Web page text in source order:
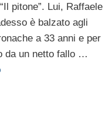
pitone”. Lui, Raffaele
è balzato agli
a 33 anni e per
da un netto fallo …